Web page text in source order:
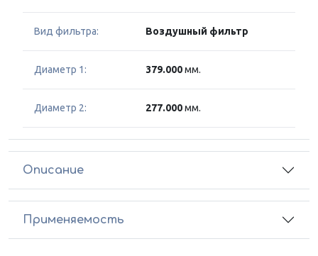
Вид фильтра: Воздушный фильтр
Диаметр 1: 379.000мм.
Диаметр 2: 277.000мм.
Описание
Применяемость